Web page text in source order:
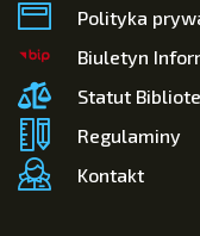
Polityka
Biuletyn
Statut
Regulaminy
Kontakt